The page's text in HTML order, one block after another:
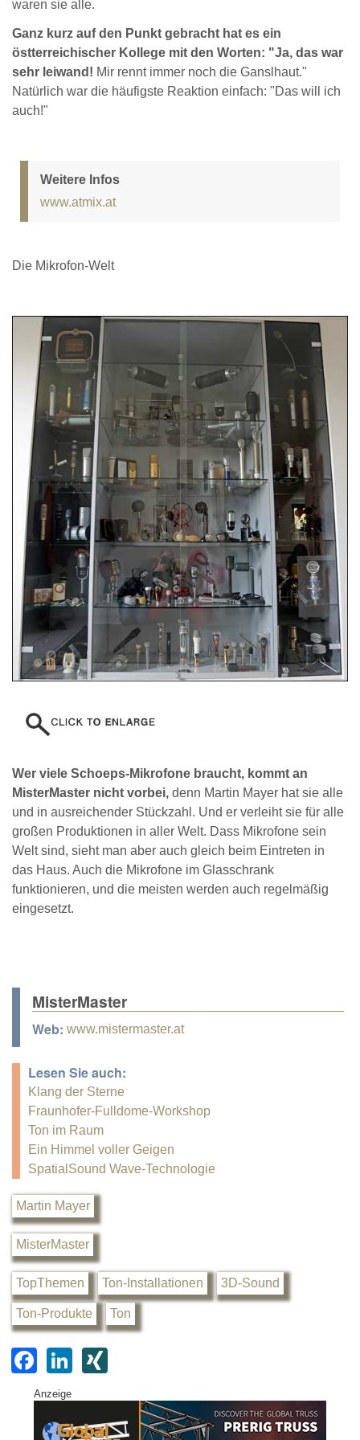
waren sie alle.
Ganz kurz auf den Punkt gebracht hat es ein
östterreichischer Kollege mit den Worten: "Ja, das war
sehr leiwand! Mir rennt immer noch die Ganslhaut."
Natürlich war die häufigste Reaktion einfach: "Das will ich
auch!"
Weitere Infos
www.atmix.at
Die Mikrofon-Welt
Wer viele Schoeps-Mikrofone braucht, kommt an
MisterMaster nicht vorbei, denn Martin Mayer hat sie alle
und in ausreichender Stückzahl. Und er verleiht sie für alle
großen Produktionen in aller Welt. Dass Mikrofone sein
Welt sind, sieht man aber auch gleich beim Eintreten in
das Haus. Auch die Mikrofone im Glasschrank
funktionieren, und die meisten werden auch regelmäßig
eingesetzt.
MisterMaster
Web: www.mistermaster.at
Lesen Sie auch:
Klang der Sterne
Fraunhofer-Fulldome-Workshop
Ton im Raum
Ein Himmel voller Geigen
SpatialSound Wave-Technologie
Martin Mayer
MisterMaster
TopThemen Ton-Installationen 3D-Sound
Ton-Produkte Ton
F
a
c
Li
k
G
Anzeige